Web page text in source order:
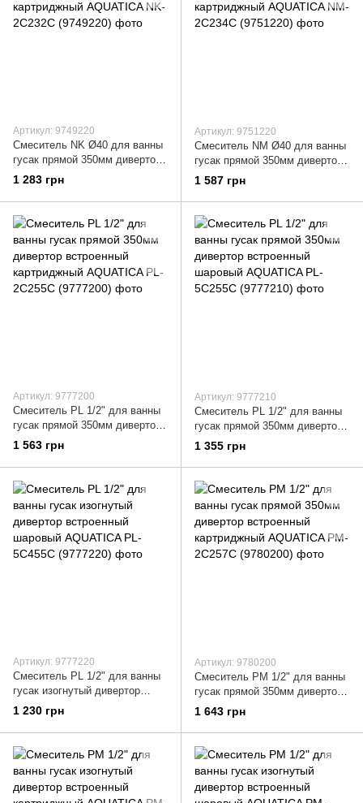
Артикул: 9749220
Смеситель NK Ø40 для ванны
гусак прямой 350мм дивертор
встроенный картриджный
AQUATICA NK-2C232C
(9749220)
1 283 грн
Артикул: 9751220
Смеситель NM Ø40 для ванны
гусак прямой 350мм дивертор
встроенный картриджный
AQUATICA NM-2C234C
(9751220)
1 587 грн
Артикул: 9777200
Смеситель PL 1/2" для ванны
гусак прямой 350мм дивертор
встроенный картриджный
AQUATICA PL-2C255C
(9777200)
1 563 грн
Артикул: 9777210
Смеситель PL 1/2" для ванны
гусак прямой 350мм дивертор
встроенный шаровый
AQUATICA PL-5C255C
(9777210)
1 355 грн
Артикул: 9777220
Смеситель PL 1/2" для ванны
гусак изогнутый дивертор
встроенный шаровый
AQUATICA PL-5C455C
(9777220)
1 230 грн
Артикул: 9780200
Смеситель PM 1/2" для ванны
гусак прямой 350мм дивертор
встроенный картриджный
AQUATICA PM-2C257C
(9780200)
1 643 грн